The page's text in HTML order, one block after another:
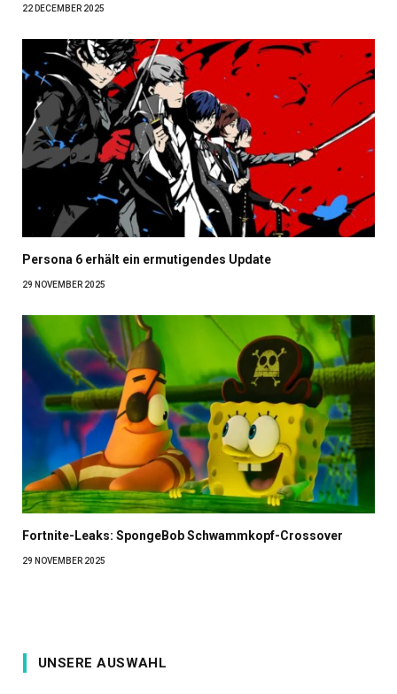
22 DECEMBER 2025
Persona 6 erhält ein ermutigendes Update
29 NOVEMBER 2025
Fortnite-Leaks: SpongeBob Schwammkopf-Crossover
29 NOVEMBER 2025
UNSERE AUSWAHL